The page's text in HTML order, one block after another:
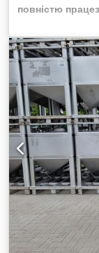
повністю
нового
фото, пристрій
Вбудований
бункера •
Привід від
стані нового,
порошків,
текучістю.